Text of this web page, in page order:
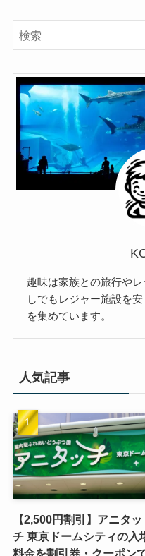
趣味は家族との旅行や
しでもレジャー施設を
を集めています。
人気記事
【2,500円割引】アニタッ
チ 東京ドームシティの入
料金を割引券・クーポン